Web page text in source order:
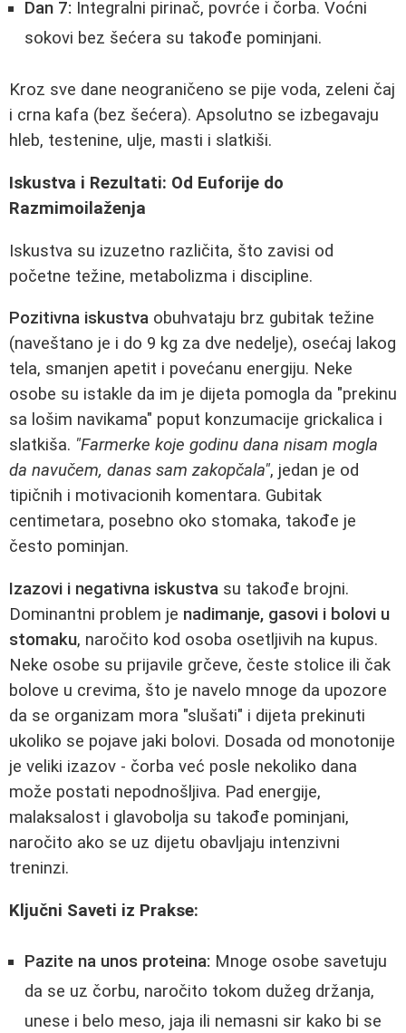
Dan 7: Integralni pirinač, povrće i čorba. Voćni
sokovi bez šećera su takođe pominjani.
Kroz sve dane neograničeno se pije voda, zeleni čaj
i crna kafa (bez šećera). Apsolutno se izbegavaju
hleb, testenine, ulje, masti i slatkiši.
Iskustva i Rezultati: Od Euforije do
Razmimoilaženja
Iskustva su izuzetno različita, što zavisi od
početne težine, metabolizma i discipline.
Pozitivna iskustva obuhvataju brz gubitak težine
(naveštano je i do 9 kg za dve nedelje), osećaj lakog
tela, smanjen apetit i povećanu energiju. Neke
osobe su istakle da im je dijeta pomogla da "prekinu
sa lošim navikama" poput konzumacije grickalica i
slatkiša. "Farmerke koje godinu dana nisam mogla
da navučem, danas sam zakopčala", jedan je od
tipičnih i motivacionih komentara. Gubitak
centimetara, posebno oko stomaka, takođe je
često pominjan.
Izazovi i negativna iskustva su takođe brojni.
Dominantni problem je nadimanje, gasovi i bolovi u
stomaku, naročito kod osoba osetljivih na kupus.
Neke osobe su prijavile grčeve, česte stolice ili čak
bolove u crevima, što je navelo mnoge da upozore
da se organizam mora "slušati" i dijeta prekinuti
ukoliko se pojave jaki bolovi. Dosada od monotonije
je veliki izazov - čorba već posle nekoliko dana
može postati nepodnošljiva. Pad energije,
malaksalost i glavobolja su takođe pominjani,
naročito ako se uz dijetu obavljaju intenzivni
treninzi.
Ključni Saveti iz Prakse:
Pazite na unos proteina: Mnoge osobe savetuju
da se uz čorbu, naročito tokom dužeg držanja,
unese i belo meso, jaja ili nemasni sir kako bi se